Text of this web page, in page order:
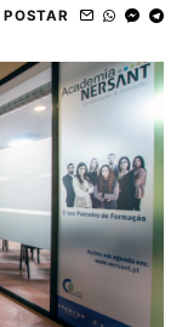
POSTAR